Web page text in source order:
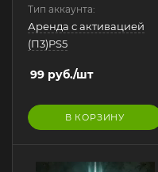
Тип аккаунта:
Аренда с активацией
(П3)PS5
99 руб./шт
В КОРЗИНУ